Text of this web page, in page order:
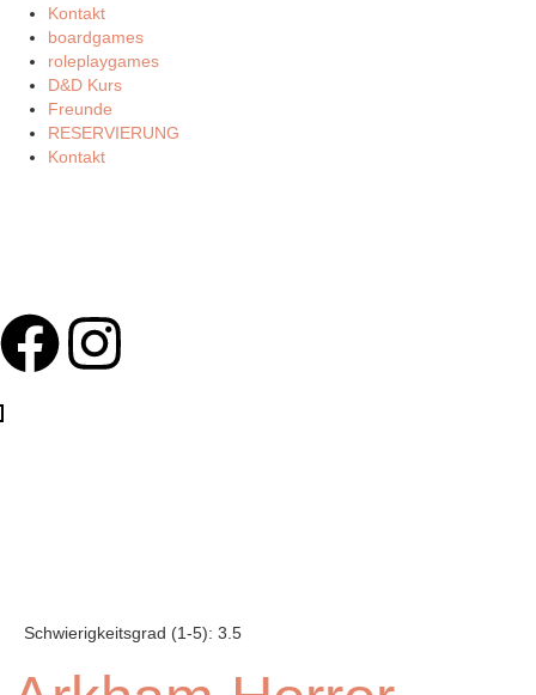
Kontakt
boardgames
roleplaygames
D&D Kurs
Freunde
RESERVIERUNG
Kontakt
Schwierigkeitsgrad (1-5): 3.5